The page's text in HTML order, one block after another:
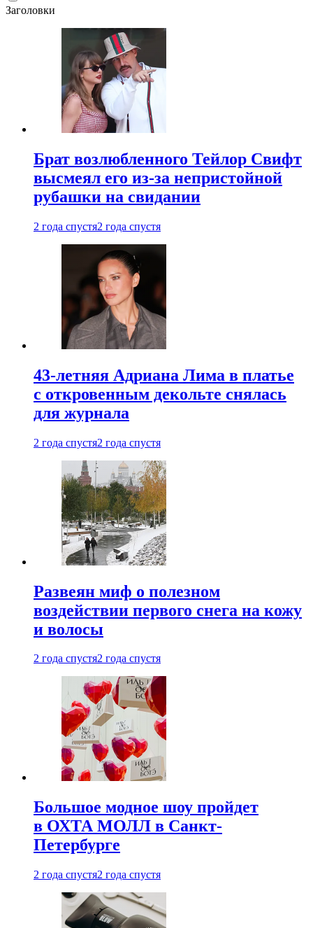
Заголовки
Брат возлюбленного Тейлор Свифт
высмеял его из-за непристойной
рубашки на свидании
2 года спустя2 года спустя
43-летняя Адриана Лима в платье
с откровенным декольте снялась
для журнала
2 года спустя2 года спустя
Развеян миф о полезном
воздействии первого снега на кожу
и волосы
2 года спустя2 года спустя
Большое модное шоу пройдет
в ОХТА МОЛЛ в Санкт-
Петербурге
2 года спустя2 года спустя